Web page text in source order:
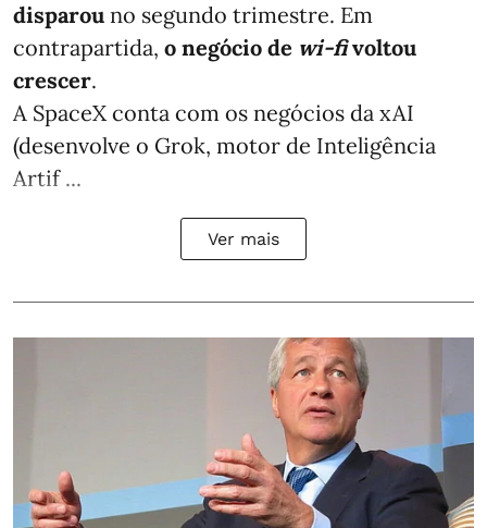
disparou no segundo trimestre. Em
contrapartida, o negócio de wi-fivoltou
crescer.
A SpaceX conta com os negócios da xAI
(desenvolve o Grok, motor de Inteligência
Artif ...
Ver mais